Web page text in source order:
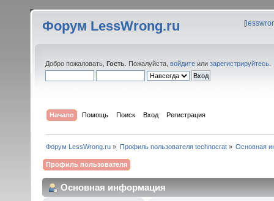
Форум LessWrong.ru [
Добро пожаловать, Гость . Пожалуйста, войдите или зарегистрируйтесь
Начало Помощь Поиск Вход Регистрация
Форум LessWrong.ru » Профиль пользователя technocrat» Основная
Профиль пользователя
Основная информация